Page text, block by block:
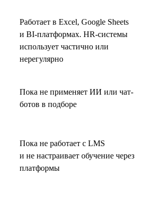
Работает в Excel, Google Sheets
и BI-платформах. HR-системы
использует частично или
нерегулярно
Пока не применяет ИИ или чат-
ботов в подборе
Пока не работает с LMS
и не настраивает обучение через
платформы